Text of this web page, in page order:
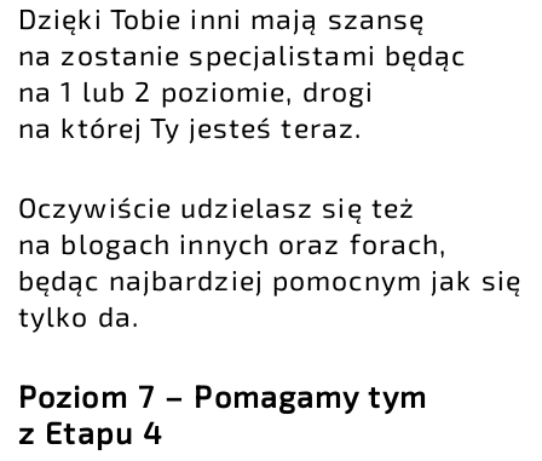
Dzięki Tobie inni mają szansę
na zostanie specjalistami będąc
na 1 lub 2 poziomie, drogi
na której Ty jesteś teraz.
Oczywiście udzielasz się też
na blogach innych oraz forach,
będąc najbardziej pomocnym jak się
tylko da.
Poziom 7 – Pomagamy tym
z Etapu 4